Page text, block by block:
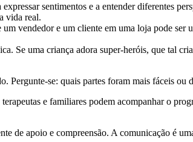
sentimentos e a entender diferentes
vida real.
vendedor e um cliente em uma loja pode
Se uma criança adora super-heróis, que tal
se: quais partes foram mais fáceis ou
e familiares podem acompanhar o
de apoio e compreensão. A comunicação é